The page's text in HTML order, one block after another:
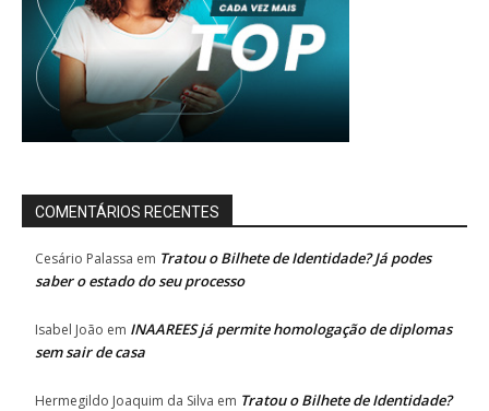
COMENTÁRIOS RECENTES
Cesário Palassa em Tratou o Bilhete de Identidade? Já podes
saber o estado do seu processo
Isabel João em INAAREES já permite homologação de diplomas
sem sair de casa
Hermegildo Joaquim da Silva em Tratou o Bilhete de Identidade?